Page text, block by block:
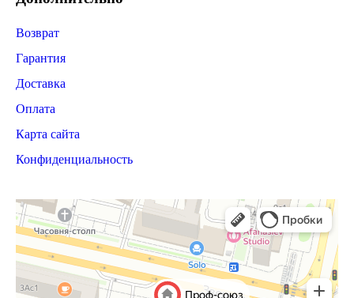
Возврат
Гарантия
Доставка
Оплата
Карта сайта
Конфиденциальность